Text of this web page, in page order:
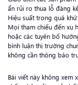
ẩn rủi ro thua lỗ đáng
Hiệu suất trong quá
Mọi tham chiếu đến xu
hoặc các tuyên bố
bình luận thị trường
không cần thông báo
Bài viết này không xem